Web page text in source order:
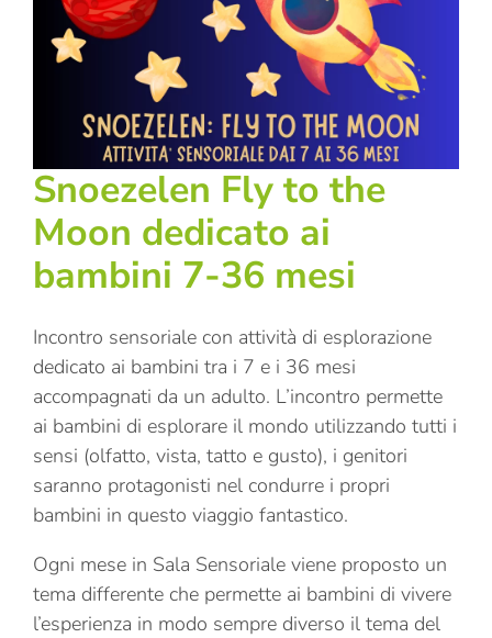
Snoezelen Fly to the
Moon dedicato ai
bambini 7-36 mesi
Incontro sensoriale con attività di esplorazione
dedicato ai bambini tra i 7 e i 36 mesi
accompagnati da un adulto. L’incontro permette
ai bambini di esplorare il mondo utilizzando tutti i
sensi (olfatto, vista, tatto e gusto), i genitori
saranno protagonisti nel condurre i propri
bambini in questo viaggio fantastico.
Ogni mese in Sala Sensoriale viene proposto un
tema differente che permette ai bambini di vivere
l’esperienza in modo sempre diverso il tema del